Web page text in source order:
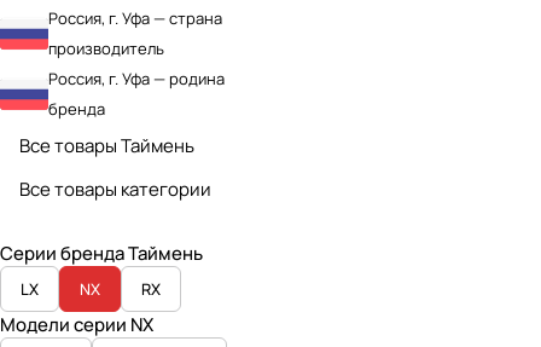
Россия, г. Уфа — страна
производитель
Россия, г. Уфа — родина
бренда
Все товары Таймень
Все товары категории
Серии бренда Таймень
LX NX RX
Модели серии NX